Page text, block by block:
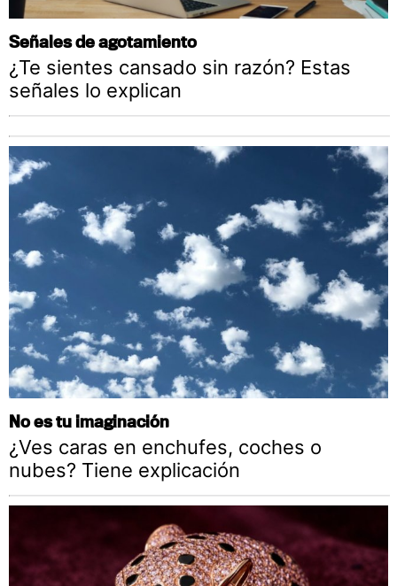
Señales de agotamiento
¿Te sientes cansado sin razón? Estas
señales lo explican
No es tu imaginación
¿Ves caras en enchufes, coches o
nubes? Tiene explicación